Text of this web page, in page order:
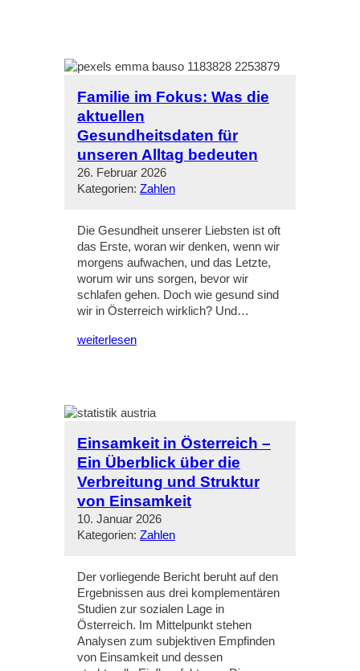
Familie im Fokus: Was die
aktuellen
Gesundheitsdaten für
unseren Alltag bedeuten
26. Februar 2026
Kategorien: Zahlen
Die Gesundheit unserer Liebsten ist oft
das Erste, woran wir denken, wenn wir
morgens aufwachen, und das Letzte,
worum wir uns sorgen, bevor wir
schlafen gehen. Doch wie gesund sind
wir in Österreich wirklich? Und…
weiterlesen
Einsamkeit in Österreich –
Ein Überblick über die
Verbreitung und Struktur
von Einsamkeit
10. Januar 2026
Kategorien: Zahlen
Der vorliegende Bericht beruht auf den
Ergebnissen aus drei komplementären
Studien zur sozialen Lage in
Österreich. Im Mittelpunkt stehen
Analysen zum subjektiven Empfinden
von Einsamkeit und dessen